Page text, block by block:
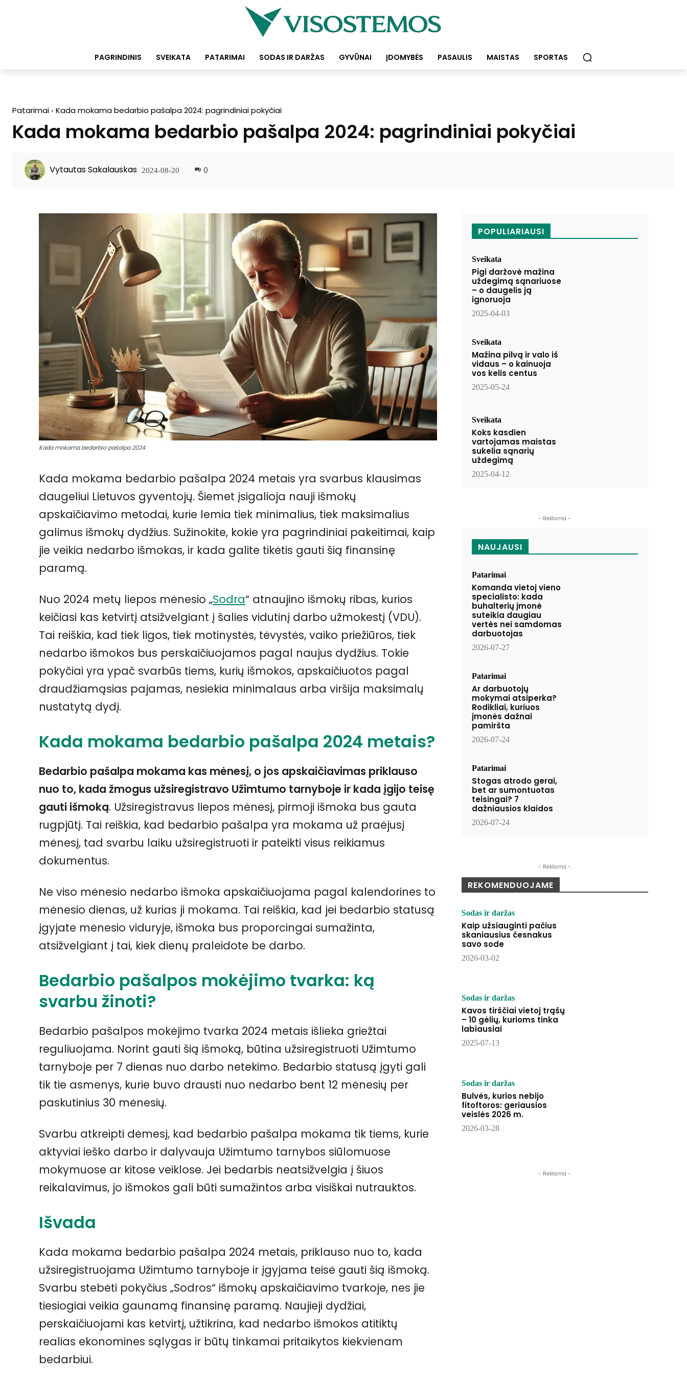
PAGRINDINIS SVEIKATA PATARIMAI SODAS IR DARŽAS GYVŪNAI ĮDOMYBĖS PASAULIS MAISTAS SPORTAS
Patarimai Kada mokama bedarbio pašalpa 2024: pagrindiniai pokyčiai
Kada mokama bedarbio pašalpa 2024: pagrindiniai pokyčiai
Vytautas Sakalauskas 2024-08-20 0
Kada mokama bedarbio pašalpa 2024
Kada mokama bedarbio pašalpa 2024 metais yra svarbus klausimas
daugeliui Lietuvos gyventojų. Šiemet įsigalioja nauji išmokų
apskaičiavimo metodai, kurie lemia tiek minimalius, tiek maksimalius
galimus išmokų dydžius. Sužinokite, kokie yra pagrindiniai pakeitimai, kaip
jie veikia nedarbo išmokas, ir kada galite tikėtis gauti šią finansinę
paramą.
Nuo 2024 metų liepos mėnesio „Sodra“ atnaujino išmokų ribas, kurios
keičiasi kas ketvirtį atsižvelgiant į šalies vidutinį darbo užmokestį (VDU).
Tai reiškia, kad tiek ligos, tiek motinystės, tėvystės, vaiko priežiūros, tiek
nedarbo išmokos bus perskaičiuojamos pagal naujus dydžius. Tokie
pokyčiai yra ypač svarbūs tiems, kurių išmokos, apskaičiuotos pagal
draudžiamąsias pajamas, nesiekia minimalaus arba viršija maksimalų
nustatytą dydį.
Kada mokama bedarbio pašalpa 2024 metais?
Bedarbio pašalpa mokama kas mėnesį, o jos apskaičiavimas priklauso
nuo to, kada žmogus užsiregistravo Užimtumo tarnyboje ir kada įgijo teisę
gauti išmoką. Užsiregistravus liepos mėnesį, pirmoji išmoka bus gauta
rugpjūtį. Tai reiškia, kad bedarbio pašalpa yra mokama už praėjusį
mėnesį, tad svarbu laiku užsiregistruoti ir pateikti visus reikiamus
dokumentus.
Ne viso mėnesio nedarbo išmoka apskaičiuojama pagal kalendorines to
mėnesio dienas, už kurias ji mokama. Tai reiškia, kad jei bedarbio statusą
įgyjate mėnesio viduryje, išmoka bus proporcingai sumažinta,
atsižvelgiant į tai, kiek dienų praleidote be darbo.
Bedarbio pašalpos mokėjimo tvarka: ką
svarbu žinoti?
Bedarbio pašalpos mokėjimo tvarka 2024 metais išlieka griežtai
reguliuojama. Norint gauti šią išmoką, būtina užsiregistruoti Užimtumo
tarnyboje per 7 dienas nuo darbo netekimo. Bedarbio statusą įgyti gali
tik tie asmenys, kurie buvo drausti nuo nedarbo bent 12 mėnesių per
paskutinius 30 mėnesių.
Svarbu atkreipti dėmesį, kad bedarbio pašalpa mokama tik tiems, kurie
aktyviai ieško darbo ir dalyvauja Užimtumo tarnybos siūlomuose
mokymuose ar kitose veiklose. Jei bedarbis neatsižvelgia į šiuos
reikalavimus, jo išmokos gali būti sumažintos arba visiškai nutrauktos.
Išvada
Kada mokama bedarbio pašalpa 2024 metais, priklauso nuo to, kada
užsiregistruojama Užimtumo tarnyboje ir įgyjama teisė gauti šią išmoką.
Svarbu stebėti pokyčius „Sodros“ išmokų apskaičiavimo tvarkoje, nes jie
tiesiogiai veikia gaunamą finansinę paramą. Naujieji dydžiai,
perskaičiuojami kas ketvirtį, užtikrina, kad nedarbo išmokos atitiktų
realias ekonomines sąlygas ir būtų tinkamai pritaikytos kiekvienam
bedarbiui.
POPULIARIAUSI
Sveikata
Pigi daržovė mažina
uždegimą sąnariuose
– o daugelis ją
ignoruoja
2025-04-03
Sveikata
Mažina pilvą ir valo iš
vidaus – o kainuoja
vos kelis centus
2025-05-24
Sveikata
Koks kasdien
vartojamas maistas
sukelia sąnarių
uždegimą
2025-04-12
- Reklama -
NAUJAUSI
Patarimai
Komanda vietoj vieno
specialisto: kada
buhalterių įmonė
suteikia daugiau
vertės nei samdomas
darbuotojas
2026-07-27
Patarimai
Ar darbuotojų
mokymai atsiperka?
Rodikliai, kuriuos
įmonės dažnai
pamiršta
2026-07-24
Patarimai
Stogas atrodo gerai,
bet ar sumontuotas
teisingai? 7
dažniausios klaidos
2026-07-24
- Reklama -
REKOMENDUOJAME
Sodas ir daržas
Kaip užsiauginti pačius
skaniausius česnakus
savo sode
2026-03-02
Sodas ir daržas
Kavos tirščiai vietoj trąšų
– 10 gėlių, kurioms tinka
labiausiai
2025-07-13
Sodas ir daržas
Bulvės, kurios nebijo
fitoftoros: geriausios
veislės 2026 m.
2026-03-28
- Reklama -